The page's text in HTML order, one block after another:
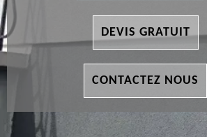
DEVIS GRATUIT
CONTACTEZ NOUS